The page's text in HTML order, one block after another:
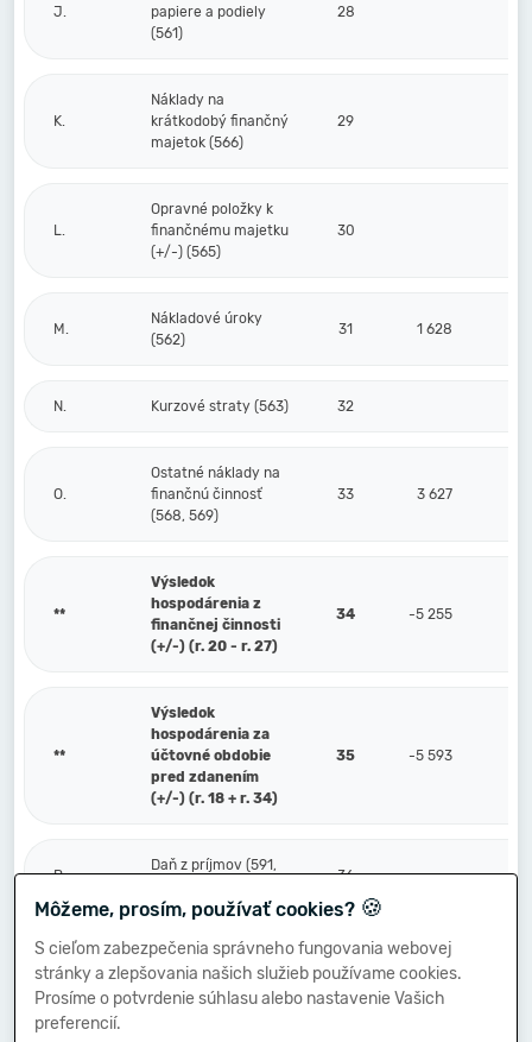
J.
papiere a podiely
(561)
28
K.
Náklady na
krátkodobý finančný
majetok (566)
29
L.
Opravné položky k
finančnému majetku
(+/-) (565)
30
M.
Nákladové úroky
(562)
31 1 628
N. Kurzové straty (563) 32
O.
Ostatné náklady na
finančnú činnosť
(568, 569)
33 3 627
**
Výsledok
hospodárenia z
finančnej činnosti
(+/-) (r. 20 - r. 27)
34 -5 255
**
Výsledok
hospodárenia za
účtovné obdobie
pred zdanením
(+/-) (r. 18 + r. 34)
35 -5 593
P.
Daň z príjmov (591,
36
Q.
Prevod podielov na
výsledku
hospodárenia
37
Môžeme, prosím, používať cookies? 🍪
S cieľom zabezpečenia správneho fungovania webovej
stránky a zlepšovania našich služieb používame cookies.
Prosíme o potvrdenie súhlasu alebo nastavenie Vašich
preferencií.